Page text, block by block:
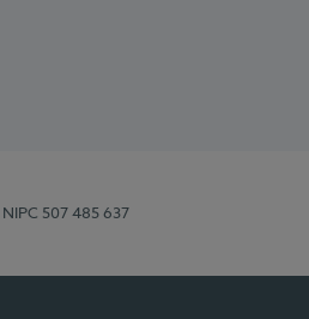
| NIPC 507 485 637